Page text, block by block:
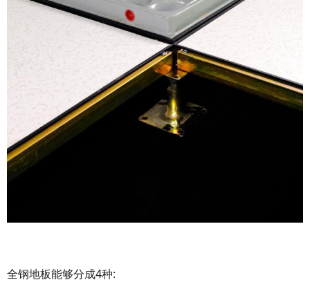
全钢地板能够分成4种: